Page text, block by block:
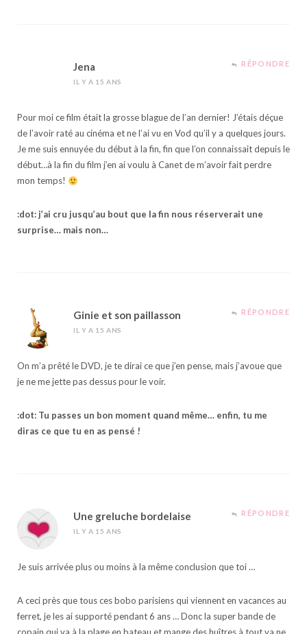
Jena
IL Y A 15 ANS
RÉPONDRE
Pour moi ce film était la grosse blague de l’an dernier! J’étais déçue
de l’avoir raté au cinéma et ne l’ai vu en Vod qu’il y a quelques jours.
Je me suis ennuyée du début à la fin, fin que l’on connaissait depuis le
début…à la fin du film j’en ai voulu à Canet de m’avoir fait perdre
mon temps!
:dot: j’ai cru jusqu’au bout que la fin nous réserverait une
surprise… mais non…
Ginie et son paillasson
IL Y A 15 ANS
RÉPONDRE
On m’a prêté le DVD, je te dirai ce que j’en pense, mais j’avoue que
je ne me jette pas dessus pour le voir.
:dot: Tu passes un bon moment quand même… enfin, tu me
diras ce que tu en as pensé !
Une greluche bordelaise
IL Y A 15 ANS
RÉPONDRE
Je suis arrivée plus ou moins à la même conclusion que toi …
A ceci près que tous ces bobo parisiens qui viennent en vacances au
ferret, je les ai supporté pendant 6 ans … Donc la super bande de